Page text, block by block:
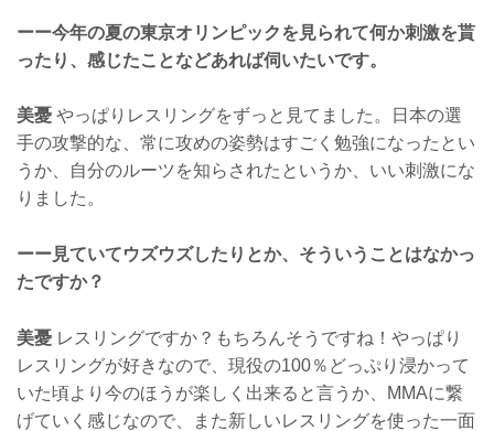
ーー今年の夏の東京オリンピックを見られて何か刺激を貰
ったり、感じたことなどあれば伺いたいです。
美憂 やっぱりレスリングをずっと見てました。日本の選
手の攻撃的な、常に攻めの姿勢はすごく勉強になったとい
うか、自分のルーツを知らされたというか、いい刺激にな
りました。
ーー見ていてウズウズしたりとか、そういうことはなかっ
たですか？
美憂 レスリングですか？もちろんそうですね！やっぱり
レスリングが好きなので、現役の100％どっぷり浸かって
いた頃より今のほうが楽しく出来ると言うか、MMAに繋
げていく感じなので、また新しいレスリングを使った一面